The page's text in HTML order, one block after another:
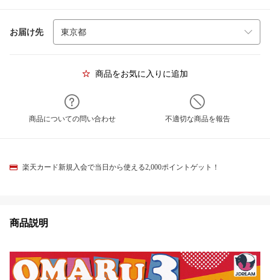
お届け先
商品をお気に入りに追加
商品についての問い合わせ 不適切な商品を報告
楽天カード新規入会で当日から使える2,000ポイントゲット！
商品説明